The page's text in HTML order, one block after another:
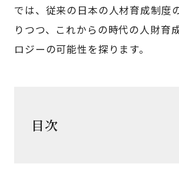
では、従来の日本の人材育成制度
りつつ、これからの時代の人財育
ロジーの可能性を探ります。
目次